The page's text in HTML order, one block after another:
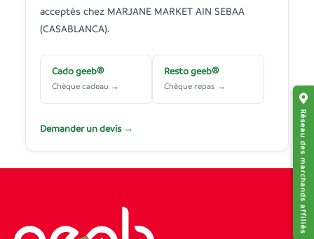
Réseau des marchands affiliés
acceptés chez MARJANE MARKET AIN SEBAA
(CASABLANCA).
Cado geeb®
Chèque cadeau →
Resto geeb®
Chèque repas →
Demander un devis →